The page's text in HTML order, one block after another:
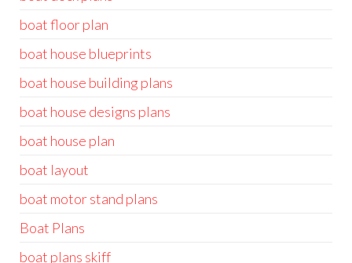
boat floor plan
boat house blueprints
boat house building plans
boat house designs plans
boat house plan
boat layout
boat motor stand plans
Boat Plans
boat plans skiff